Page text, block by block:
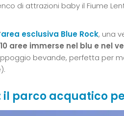
di attrazioni baby il Fiume
area esclusiva Blue Rock, una
10 aree immerse nel blu e nel
bevande, perfetta per
il parco acquatico